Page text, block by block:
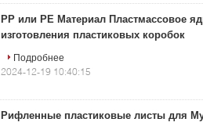
PP или PE Материал Пластмассовое
изготовления пластиковых коробок
Подробнее
2024-12-19 10:40:15
Рифленные пластиковые листы для